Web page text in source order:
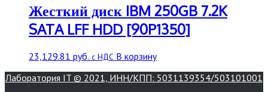
Жесткий диск IBM 250GB 7.2K
SATA LFF HDD [90P1350]
23,129.81 руб. с НДС В корзину
Лаборатория IT © 2021, ИНН/КПП: 5031139354/503101001